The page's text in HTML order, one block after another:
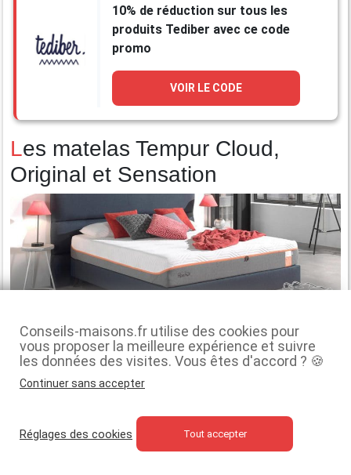
10% de réduction sur tous les
produits Tediber avec ce code
promo
VOIR LE CODE
Les matelas Tempur Cloud,
Original et Sensation
Au cours des années 1960, la science met au point une
technique qui permet d’alléger et d’absorber les pressions
ressenties par le corps desastronautes. Cette
technologie, c’est la mousse à mémoire de forme. Pas de
moins que quelques décennies plus tard, elle fait son
entrée dans le monde de la literie classique. Les modèles
Cloud, Original et Sensation ravissent par leur structure 100
Conseils-maisons.fr utilise des cookies pour
vous proposer la meilleure expérience et suivre
les données des visites. Vous êtes d'accord ? 🍪
Continuer sans accepter
Réglages des cookies Tout accepter